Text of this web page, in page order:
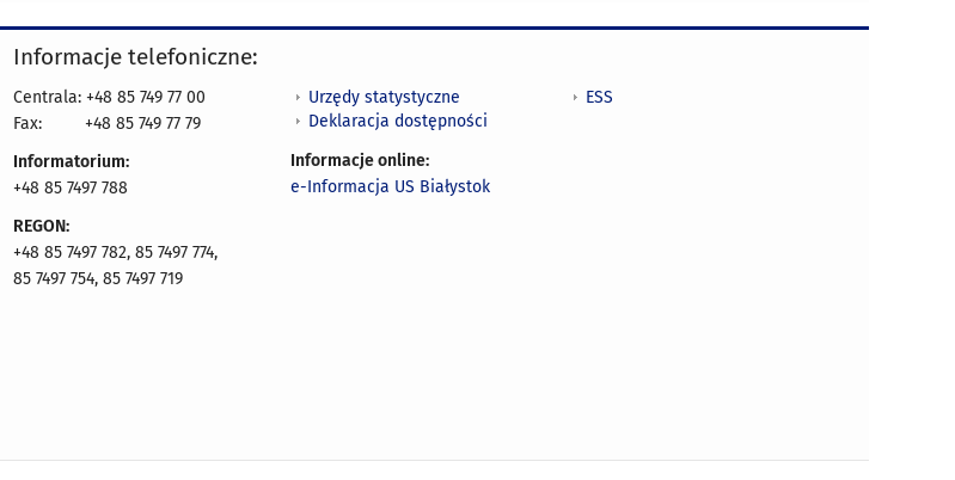
Informacje telefoniczne:
Centrala: +48 85 749 77 00
Fax:
+48 85 749 77 79
Informatorium:
+48 85 7497 788
REGON:
+48 85 7497 782, 85 7497 774,
85 7497 754, 85 7497 719
Urzędy statystyczne
Deklaracja dostępności
Informacje online:
e-Informacja US Białystok
ESS